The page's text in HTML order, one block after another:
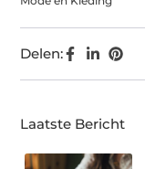
Delen:
Laatste Bericht